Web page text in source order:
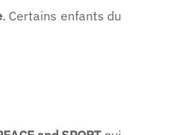
. Certains enfants du